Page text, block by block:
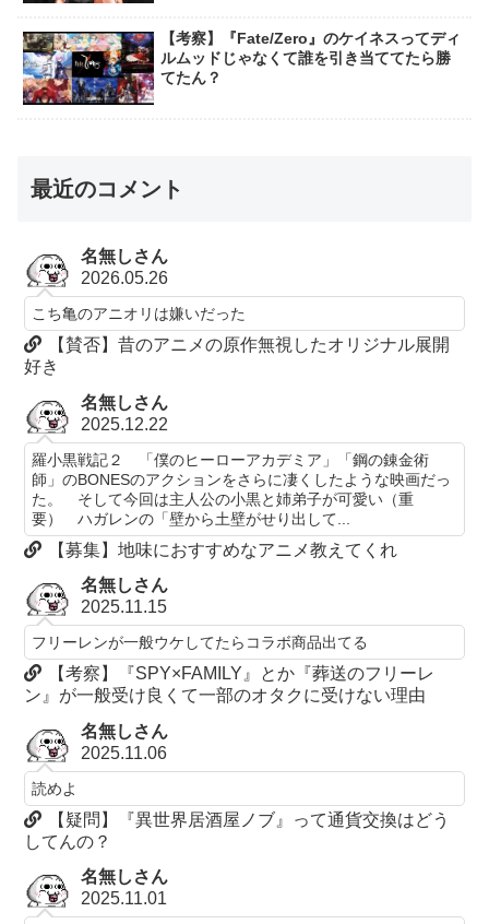
【考察】『Fate/Zero』のケイネスってディ
ルムッドじゃなくて誰を引き当ててたら勝
てたん？
最近のコメント
名無しさん
2026.05.26
こち亀のアニオリは嫌いだった
【賛否】昔のアニメの原作無視したオリジナル展開
好き
名無しさん
2025.12.22
羅小黒戦記２ 「僕のヒーローアカデミア」「鋼の錬金術
師」のBONESのアクションをさらに凄くしたような映画だっ
た。 そして今回は主人公の小黒と姉弟子が可愛い（重
要） ハガレンの「壁から土壁がせり出して...
【募集】地味におすすめなアニメ教えてくれ
名無しさん
2025.11.15
フリーレンが一般ウケしてたらコラボ商品出てる
【考察】『SPY×FAMILY』とか『葬送のフリーレ
ン』が一般受け良くて一部のオタクに受けない理由
名無しさん
2025.11.06
読めよ
【疑問】『異世界居酒屋ノブ』って通貨交換はどう
してんの？
名無しさん
2025.11.01